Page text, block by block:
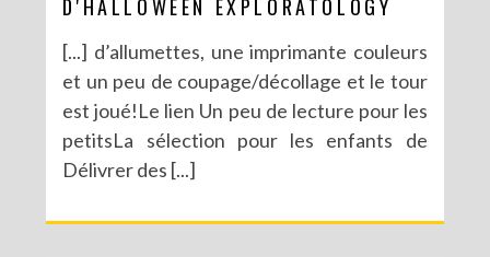
D'HALLOWEEN EXPLORATOLOGY
[...] d’allumettes, une imprimante couleurs
et un peu de coupage/décollage et le tour
est joué!Le lien Un peu de lecture pour les
petitsLa sélection pour les enfants de
Délivrer des [...]